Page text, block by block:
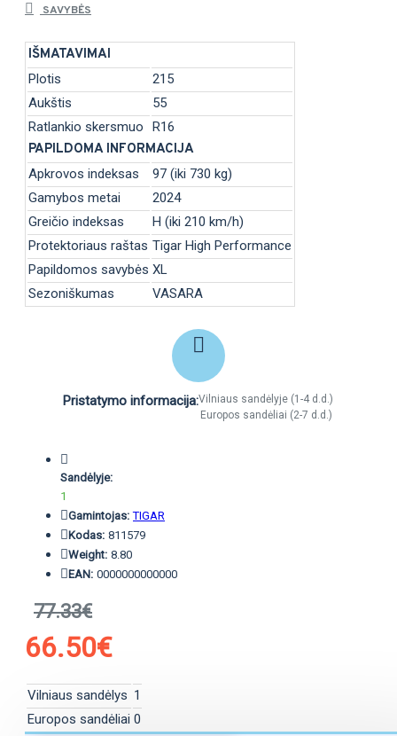
SAVYBĖS
IŠMATAVIMAI
Plotis
215
Aukštis
55
Ratlankio skersmuo
R16
PAPILDOMA INFORMACIJA
Apkrovos indeksas
97 (iki 730 kg)
Gamybos metai
2024
Greičio indeksas
H (iki 210 km/h)
Protektoriaus raštas Tigar High Performance
Papildomos savybės XL
Sezoniškumas
VASARA
Pristatymo informacija:Vilniaus sandėlyje (1-4 d.d.)
Europos sandėliai (2-7 d.d.)
Sandėlyje:
1
Gamintojas: TIGAR
Kodas: 811579
Weight: 8.80
EAN: 0000000000000
77.33€
66.50€
Vilniaus sandėlys 1
Europos sandėliai 0